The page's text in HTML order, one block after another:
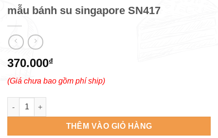
mẫu bánh su singapore SN417
370.000₫
(Giá chưa bao gồm phí ship)
mẫu bánh su singapore SN417 số lượng
THÊM VÀO GIỎ HÀNG